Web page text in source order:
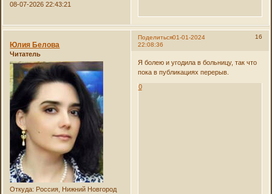
08-07-2026 22:43:21
Поделиться 16
01-01-2024
22:08:36
Юлия Белова
Читатель
Откуда: Россия, Нижний Новгород
Я болею и угодила в больницу, так что
пока в публикациях перерыв.
0